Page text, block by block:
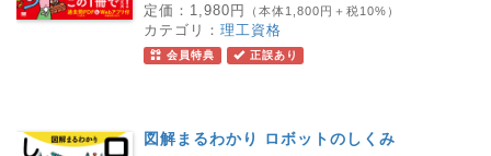
定価： 1,980円 （本体1,800円＋税10%）
カテゴリ： 理工資格
会員特典 正誤あり
図解まるわかり ロボットのしくみ